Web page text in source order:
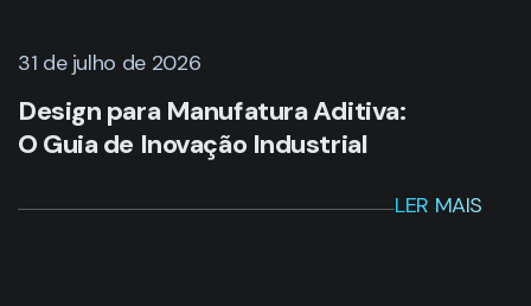
31 de julho de 2026
Design para Manufatura Aditiva:
O Guia de Inovação Industrial
LER MAIS